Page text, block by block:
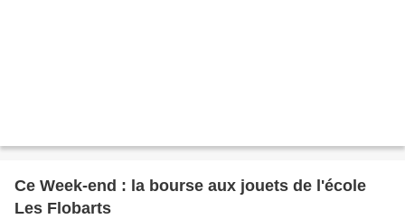
Ce Week-end : la bourse aux jouets de l'école
Les Flobarts